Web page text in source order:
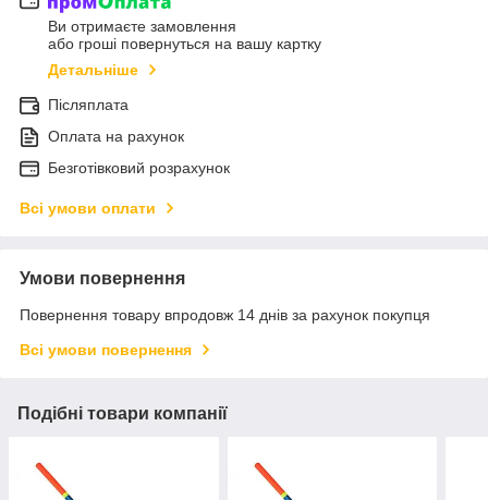
Ви отримаєте замовлення
або гроші повернуться на вашу картку
Детальніше
Післяплата
Оплата на рахунок
Безготівковий розрахунок
Всі умови оплати
Умови повернення
Повернення товару впродовж 14 днів за рахунок покупця
Всі умови повернення
Подібні товари компанії